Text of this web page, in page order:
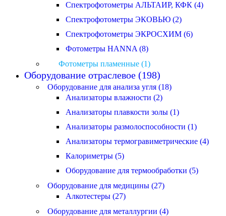
Спектрофотометры АЛЬТАИР, КФК (4)
Спектрофотометры ЭКОВЬЮ (2)
Спектрофотометры ЭКРОСХИМ (6)
Фотометры HANNA (8)
Фотометры пламенные (1)
Оборудование отраслевое (198)
Оборудование для анализа угля (18)
Анализаторы влажности (2)
Анализаторы плавкости золы (1)
Анализаторы размолоспособности (1)
Анализаторы термогравиметрические (4)
Калориметры (5)
Оборудование для термообработки (5)
Оборудование для медицины (27)
Алкотестеры (27)
Оборудование для металлургии (4)